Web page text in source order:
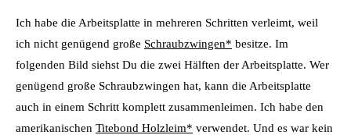
Ich habe die Arbeitsplatte in mehreren Schritten verleimt, weil
ich nicht genügend große Schraubzwingen* besitze. Im
folgenden Bild siehst Du die zwei Hälften der Arbeitsplatte. Wer
genügend große Schraubzwingen hat, kann die Arbeitsplatte
auch in einem Schritt komplett zusammenleimen. Ich habe den
amerikanischen Titebond Holzleim* verwendet. Und es war kein